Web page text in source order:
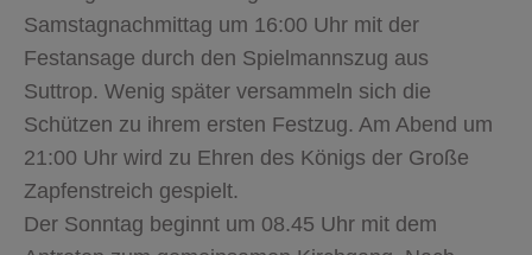
Samstagnachmittag um 16:00 Uhr mit der
Festansage durch den Spielmannszug aus
Suttrop. Wenig später versammeln sich die
Schützen zu ihrem ersten Festzug. Am Abend um
21:00 Uhr wird zu Ehren des Königs der Große
Zapfenstreich gespielt.
Der Sonntag beginnt um 08.45 Uhr mit dem